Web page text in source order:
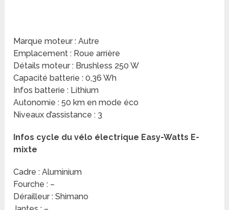
Marque moteur : Autre
Emplacement : Roue arrière
Détails moteur : Brushless 250 W
Capacité batterie : 0,36 Wh
Infos batterie : Lithium
Autonomie : 50 km en mode éco
Niveaux d’assistance : 3
Infos cycle du vélo électrique Easy-Watts E-
mixte
Cadre : Aluminium
Fourche : –
Dérailleur : Shimano